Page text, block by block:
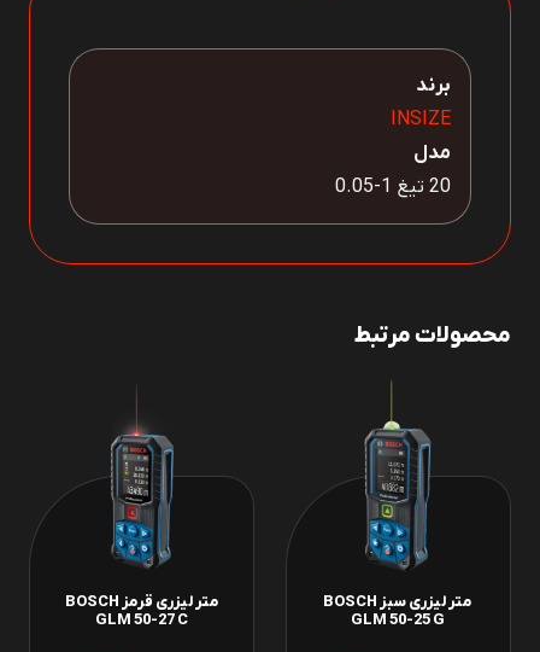
برند
INSIZE
مدل
20 تیغ 1-0.05
محصولات مرتبط
متر لیزری سبز BOSCH
GLM 50-25 G
متر لیزری قرمز BOSCH
GLM 50-27 C